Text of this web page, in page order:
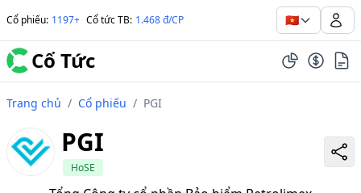
Cổ phiếu: 1197+ Cổ tức TB: 1.468 đ/CP 🇻🇳
Cổ Tức
Trang chủ / Cổ phiếu / PGI
PGI
HoSE